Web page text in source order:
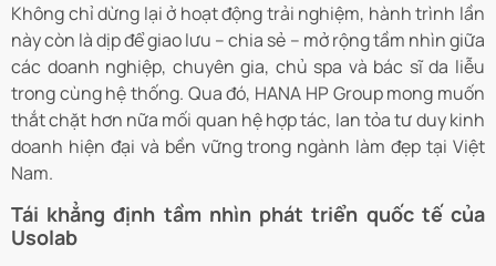
Không chỉ dừng lại ở hoạt động trải nghiệm, hành trình lần
này còn là dịp để giao lưu – chia sẻ – mở rộng tầm nhìn giữa
các doanh nghiệp, chuyên gia, chủ spa và bác sĩ da liễu
trong cùng hệ thống. Qua đó, HANA HP Group mong muốn
thắt chặt hơn nữa mối quan hệ hợp tác, lan tỏa tư duy kinh
doanh hiện đại và bền vững trong ngành làm đẹp tại Việt
Nam.
Tái khẳng định tầm nhìn phát triển quốc tế của
Usolab